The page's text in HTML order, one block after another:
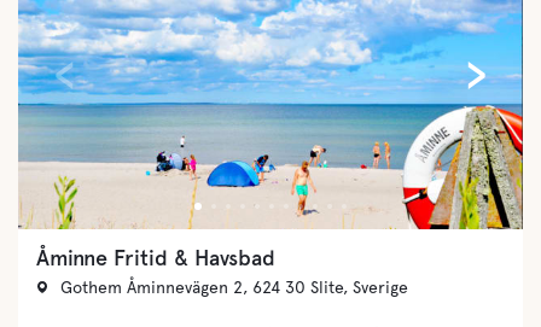
›
‹
Åminne Fritid & Havsbad
Gothem Åminnevägen 2, 624 30 Slite, Sverige